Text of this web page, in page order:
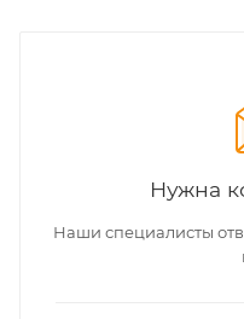
Нужна
Наши специалисты